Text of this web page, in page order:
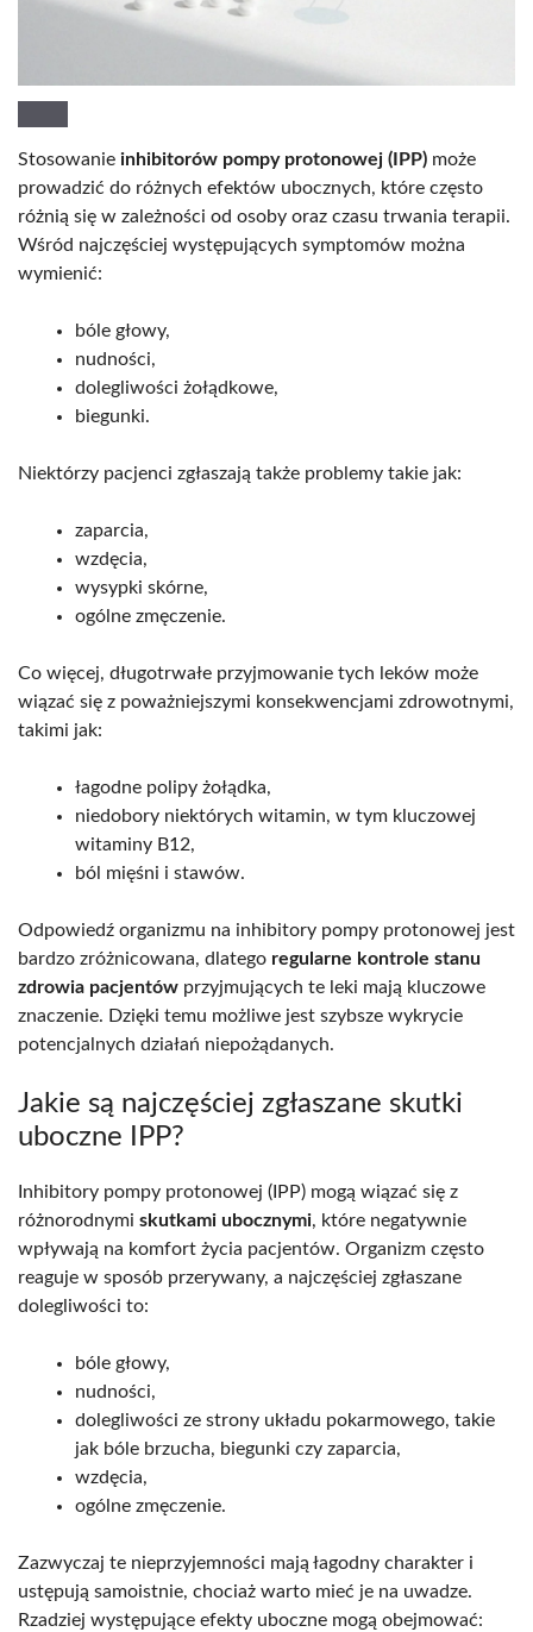
Stosowanie inhibitorów pompy protonowej (IPP) może
prowadzić do różnych efektów ubocznych, które często
różnią się w zależności od osoby oraz czasu trwania terapii.
Wśród najczęściej występujących symptomów można
wymienić:
bóle głowy,
nudności,
dolegliwości żołądkowe,
biegunki.
Niektórzy pacjenci zgłaszają także problemy takie jak:
zaparcia,
wzdęcia,
wysypki skórne,
ogólne zmęczenie.
Co więcej, długotrwałe przyjmowanie tych leków może
wiązać się z poważniejszymi konsekwencjami zdrowotnymi,
takimi jak:
łagodne polipy żołądka,
niedobory niektórych witamin, w tym kluczowej
witaminy B12,
ból mięśni i stawów.
Odpowiedź organizmu na inhibitory pompy protonowej jest
bardzo zróżnicowana, dlatego regularne kontrole stanu
zdrowia pacjentów przyjmujących te leki mają kluczowe
znaczenie. Dzięki temu możliwe jest szybsze wykrycie
potencjalnych działań niepożądanych.
Jakie są najczęściej zgłaszane skutki
uboczne IPP?
Inhibitory pompy protonowej (IPP) mogą wiązać się z
różnorodnymi skutkami ubocznymi, które negatywnie
wpływają na komfort życia pacjentów. Organizm często
reaguje w sposób przerywany, a najczęściej zgłaszane
dolegliwości to:
bóle głowy,
nudności,
dolegliwości ze strony układu pokarmowego, takie
jak bóle brzucha, biegunki czy zaparcia,
wzdęcia,
ogólne zmęczenie.
Zazwyczaj te nieprzyjemności mają łagodny charakter i
ustępują samoistnie, chociaż warto mieć je na uwadze.
Rzadziej występujące efekty uboczne mogą obejmować: